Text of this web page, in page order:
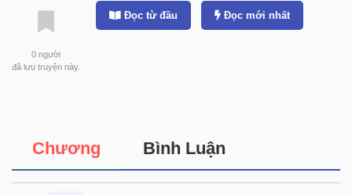
0 người
đã lưu truyện này.
Đọc từ đầu Đọc mới nhất
Chương Bình Luận